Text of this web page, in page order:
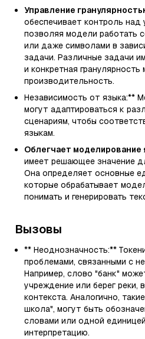
Управление
обеспечивает контроль над
позволяя модели работать
или даже символами в
задачи. Различные задачи
и конкретная
производительность.
Независимость от языка:**
могут адаптироваться к
сценариям, чтобы
языкам.
Облегчает моделирование
имеет решающее значение
Она определяет основные
которые обрабатывает
понимать и генерировать
Вызовы
** Неоднозначность:**
проблемами, связанными с
Например, слово "банк"
учреждение или берег реки,
контекста. Аналогично,
школа", могут быть
словами или одной
интерпретацию.